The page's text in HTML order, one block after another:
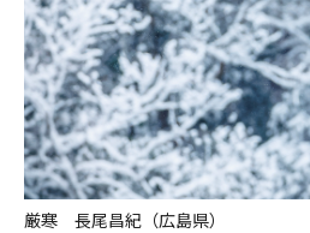
厳寒 長尾昌紀（広島県）